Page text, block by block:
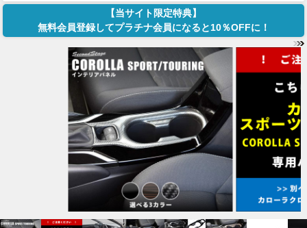
【当サイト限定特典】
無料会員登録してプラチナ会員になると10％OFFに！